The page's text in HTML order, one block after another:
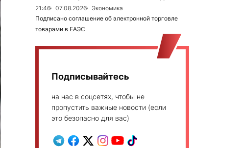
21:46
07.08.2026
Экономика
Подписано соглашение об электронной торговле
товарами в ЕАЭС
Подписывайтесь
на нас в соцсетях, чтобы не
пропустить важные новости (если
это безопасно для вас)